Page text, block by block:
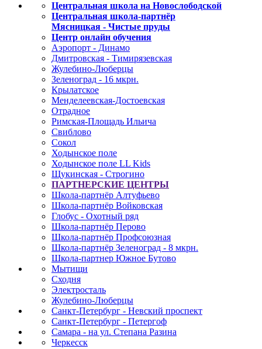
Центральная школа на Новослободской
Центральная школа-партнёр
Мясницкая - Чистые пруды
Центр онлайн обучения
Аэропорт - Динамо
Дмитровская - Тимирязевская
Жулебино-Люберцы
Зеленоград - 16 мкрн.
Крылатское
Менделеевская-Достоевская
Отрадное
Римская-Площадь Ильича
Свиблово
Сокол
Ходынское поле
Ходынское поле LL Kids
Щукинская - Строгино
ПАРТНЕРСКИЕ ЦЕНТРЫ
Школа-партнёр Алтуфьево
Школа-партнёр Войковская
Глобус - Охотный ряд
Школа-партнёр Перово
Школа-партнёр Профсоюзная
Школа-партнёр Зеленоград - 8 мкрн.
Школа-партнер Южное Бутово
Мытищи
Сходня
Электросталь
Жулебино-Люберцы
Санкт-Петербург - Невский проспект
Санкт-Петербург - Петергоф
Самара - на ул. Степана Разина
Черкесск